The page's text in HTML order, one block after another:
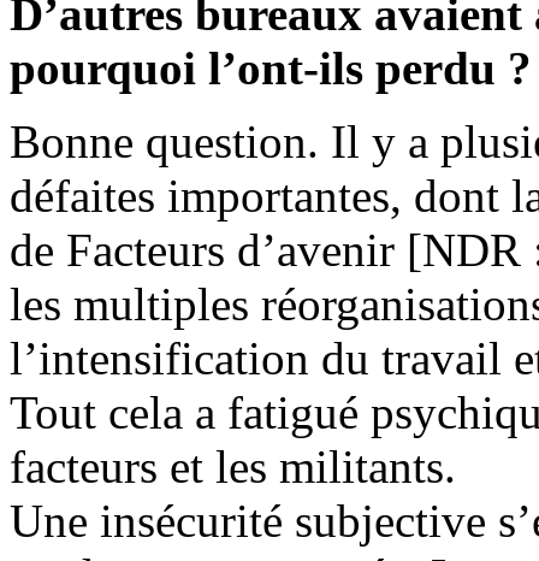
D’autres bureaux
pourquoi l’ont-ils perdu ?
Bonne question. Il y a
défaites importantes, dont
de Facteurs d’avenir
les multiples
l’intensification du travail
Tout cela a fatigué
facteurs et les militants.
Une insécurité subjective